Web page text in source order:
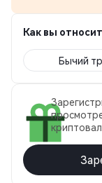
Как вы
Бычий